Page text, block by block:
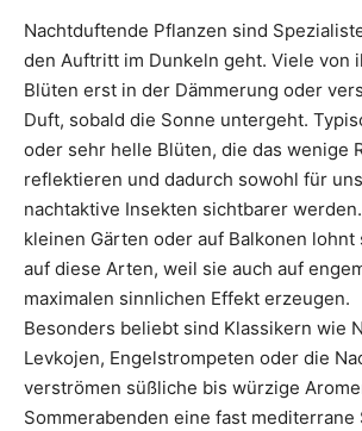
Nachtduftende Pflanzen sind
den Auftritt im Dunkeln geht. Viele von
Blüten erst in der Dämmerung oder
Duft, sobald die Sonne untergeht.
oder sehr helle Blüten, die das wenige
reflektieren und dadurch sowohl für
nachtaktive Insekten sichtbarer
kleinen Gärten oder auf Balkonen lohnt
auf diese Arten, weil sie auch auf
maximalen sinnlichen Effekt erzeugen.
Besonders beliebt sind Klassikern wie
Levkojen, Engelstrompeten oder die
verströmen süßliche bis würzige
Sommerabenden eine fast mediterrane